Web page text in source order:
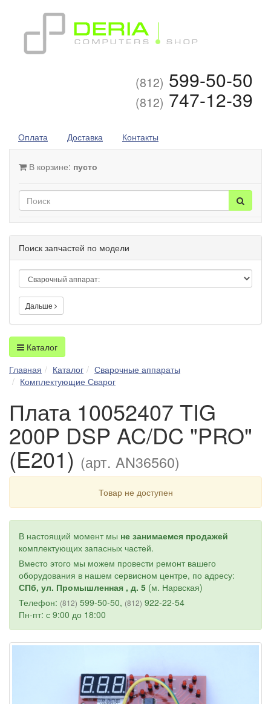
(812) 599-50-50
(812) 747-12-39
Оплата Доставка Контакты
В корзине: пусто
Поиск запчастей по модели
Дальше
Каталог
Главная
Каталог
Сварочные аппараты
Комплектующие Сварог
Плата 10052407 TIG
200P DSP AC/DC "PRO"
(E201) (арт. AN36560)
Товар не доступен
В настоящий момент мы не занимаемся продажей
комплектующих запасных частей.
Вместо этого мы можем провести ремонт вашего
оборудования в нашем сервисном центре, по адресу:
СПб, ул. Промышленная , д. 5 (м. Нарвская)
Телефон: (812) 599-50-50, (812) 922-22-54
Пн-пт: с 9:00 до 18:00